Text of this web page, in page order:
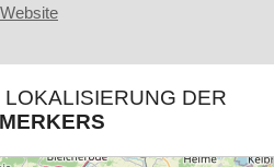
DER
MERKERS